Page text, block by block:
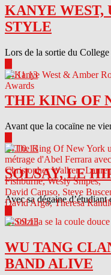
KANYE WEST,
STYLE
Lors de la sortie du
04.11.13
THE KING OF
Avant que la cocaïne ne
04.10.13
SOLSAY, LE
Avec sa dégaine
04.09.13
WU TANG
BAND ALIVE